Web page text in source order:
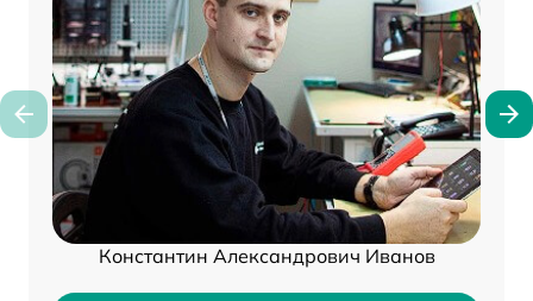
Константин Александрович Иванов